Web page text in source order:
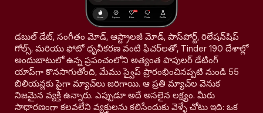
డబుల్ డేట్, సంగీతం మోడ్, ఆస్ట్రాలజీ మోడ్, పాస్‌పోర్ట్, రిలేషన్‌షిప్
గోల్స్, మరియు ఫోటో ధృవీకరణ వంటి ఫీచర్‌లతో, Tinder 190 దేశాల్లో
అందుబాటులో ఉన్న ప్రపంచంలోని అత్యంత పాపులర్ డేటింగ్
యాప్‌గా కొనసాగుతోంది, మేము స్వైప్ ప్రారంభించినప్పటి నుండి 55
బిలియన్లకు పైగా మ్యాచ్‌లు జరిగాయి. ఆ ప్రతి మ్యాచ్‌ల వెనుక
నిజమైన వ్యక్తి ఉన్నారు. ఎప్పుడూ అదే అసలైన లక్ష్యం. మీరు
సాధారణంగా కలవలేని వ్యక్తులను కలిసేందుకు వెళ్ళే చోటు ఇది: ఒక